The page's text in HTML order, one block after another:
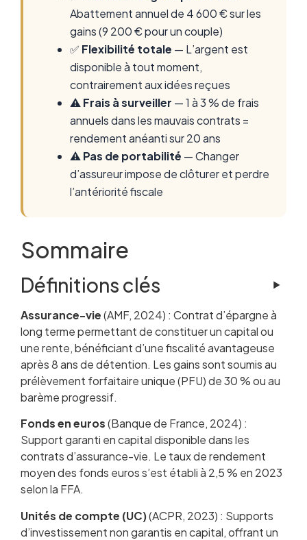
Abattement annuel de 4 600 € sur les
gains (9 200 € pour un couple)
✅ Flexibilité totale — L’argent est
disponible à tout moment,
contrairement aux idées reçues
⚠️ Frais à surveiller — 1 à 3 % de frais
annuels dans les mauvais contrats =
rendement anéanti sur 20 ans
⚠️ Pas de portabilité — Changer
d’assureur impose de clôturer et perdre
l’antériorité fiscale
Sommaire
Définitions clés
Assurance-vie(AMF, 2024) : Contrat d’épargne à
long terme permettant de constituer un capital ou
une rente, bénéficiant d’une fiscalité avantageuse
après 8 ans de détention. Les gains sont soumis au
prélèvement forfaitaire unique (PFU) de 30 % ou au
barème progressif.
Fonds en euros(Banque de France, 2024) :
Support garanti en capital disponible dans les
contrats d’assurance-vie. Le taux de rendement
moyen des fonds euros s’est établi à 2,5 % en 2023
selon la FFA.
Unités de compte (UC)(ACPR, 2023) : Supports
d’investissement non garantis en capital, offrant un